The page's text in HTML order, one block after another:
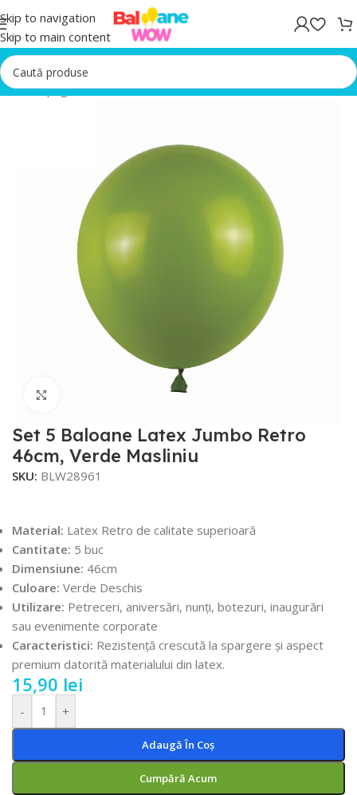
Skip to navigation
Skip to main content
Prima pagină/Set 5 Baloane
Faceți click pentru a mări
Set 5 Baloane Latex Jumbo Retro
46cm, Verde Masliniu
SKU: BLW28961
Material: Latex Retro de calitate superioară
Cantitate: 5 buc
Dimensiune: 46cm
Culoare: Verde Deschis
Utilizare: Petreceri, aniversări, nunți, botezuri, inaugurări
sau evenimente corporate
Caracteristici: Rezistență crescută la spargere și aspect
premium datorită materialului din latex.
15,90 lei
- +
Adaugă În Coș
Cumpără Acum